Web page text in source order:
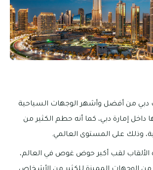
دبي من أفضل وأشهر الوجهات السياحية
داخل إمارة دبي، كما أنه حطم الكثير من
وذلك على المستوى العالمي.
لقب أكبر حوض غوص في العالم،